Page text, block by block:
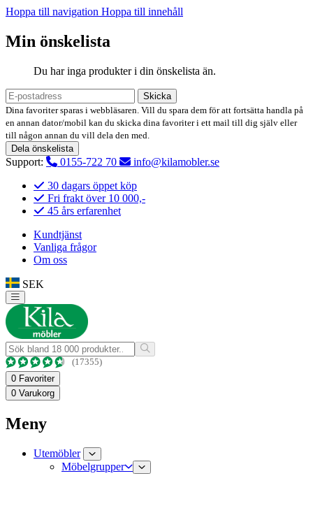
Hoppa till navigation Hoppa till innehåll
Min önskelista
Du har inga produkter i din önskelista än.
Skicka
Dina favoriter sparas i webbläsaren. Vill du spara dem för att fortsätta handla på
en annan dator/mobil kan du skicka dina favoriter i ett mail till dig själv eller
till någon annan du vill dela den med.
Dela önskelista
Support: 0155-722 70
info@kilamobler.se
30 dagars öppet köp
Fri frakt över 10 000,-
45 års erfarenhet
Kundtjänst
Vanliga frågor
Om oss
SEK
(17355)
0 Favoriter
0 Varukorg
Meny
Utemöbler
Möbelgrupper